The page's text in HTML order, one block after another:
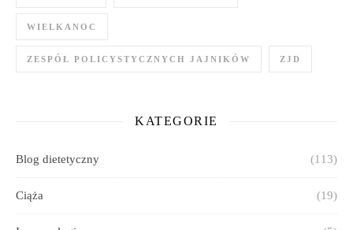
WIELKANOC
ZESPÓŁ POLICYSTYCZNYCH JAJNIKÓW ZJD
KATEGORIE
Blog dietetyczny (113)
Ciąża (19)